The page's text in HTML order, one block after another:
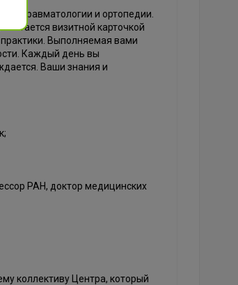
травматологии и ортопедии.
визитной карточкой
практики. Выполняемая вами
Каждый день вы
Ваши знания и
РАН, доктор медицинских
коллективу Центра, который